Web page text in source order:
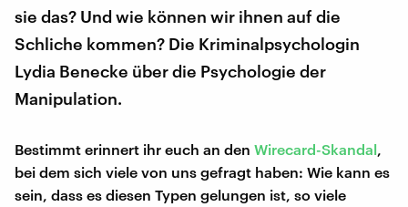
sie das? Und wie können wir ihnen auf die
Schliche kommen? Die Kriminalpsychologin
Lydia Benecke über die Psychologie der
Manipulation.
Bestimmt erinnert ihr euch an den Wirecard-Skandal
bei dem sich viele von uns gefragt haben: Wie kann es
sein, dass es diesen Typen gelungen ist, so viele